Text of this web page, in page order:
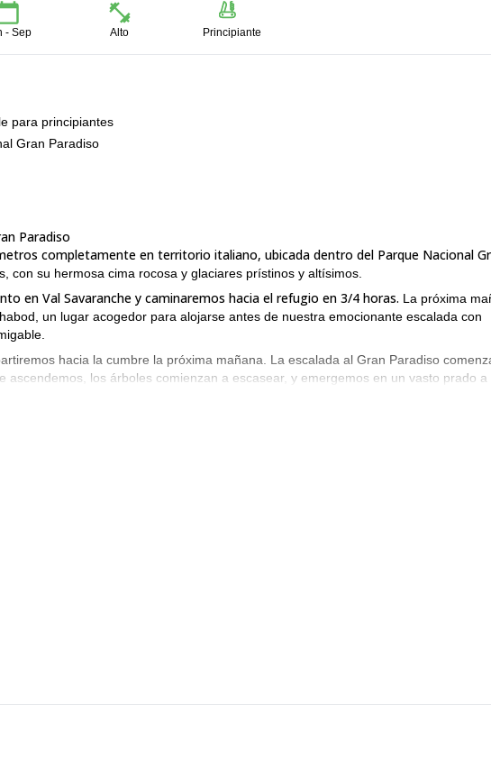
- Sep Alto Principiante
para principiantes
Gran Paradiso
Paradiso
completamente en territorio italiano, ubicada dentro del Parque Nacional
con su hermosa cima rocosa y glaciares prístinos y altísimos.
en Val Savaranche y caminaremos hacia el refugio en 3/4 horas. La próxima
un lugar acogedor para alojarse antes de nuestra emocionante escalada con
hacia la cumbre la próxima mañana. La escalada al Gran Paradiso
ascendemos, los árboles comienzan a escasear, y emergemos en un vasto prado a
a la cumbre.
todas direcciones.
Vittorio Emanuele, donde pasaremos la noche. Después de la cena,
historias con nuestros compañeros escaladores.
de escalar, pero aún es importante estar preparado. Con mi amplia experiencia en
para garantizar tu seguridad y ayudarte a aprovechar al máximo tu experiencia.
será una experiencia de escalada que no olvidarás!